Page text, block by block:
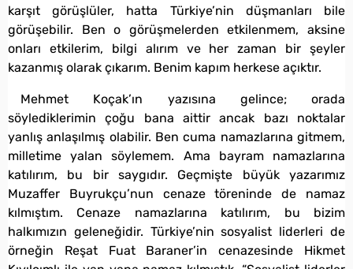
karşıt görüşlüler, hatta Türkiye’nin düşmanları bile
görüşebilir. Ben o görüşmelerden etkilenmem, aksine
onları etkilerim, bilgi alırım ve her zaman bir şeyler
kazanmış olarak çıkarım. Benim kapım herkese açıktır.
Mehmet Koçak’ın yazısına gelince; orada
söylediklerimin çoğu bana aittir ancak bazı noktalar
yanlış anlaşılmış olabilir. Ben cuma namazlarına gitmem,
milletime yalan söylemem. Ama bayram namazlarına
katılırım, bu bir saygıdır. Geçmişte büyük yazarımız
Muzaffer Buyrukçu’nun cenaze töreninde de namaz
kılmıştım. Cenaze namazlarına katılırım, bu bizim
halkımızın geleneğidir. Türkiye’nin sosyalist liderleri de
örneğin Reşat Fuat Baraner’in cenazesinde Hikmet